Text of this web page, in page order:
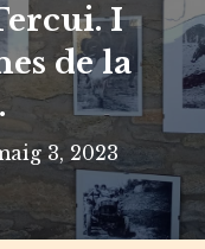
A
V
G
A
I
de la
3, 2023